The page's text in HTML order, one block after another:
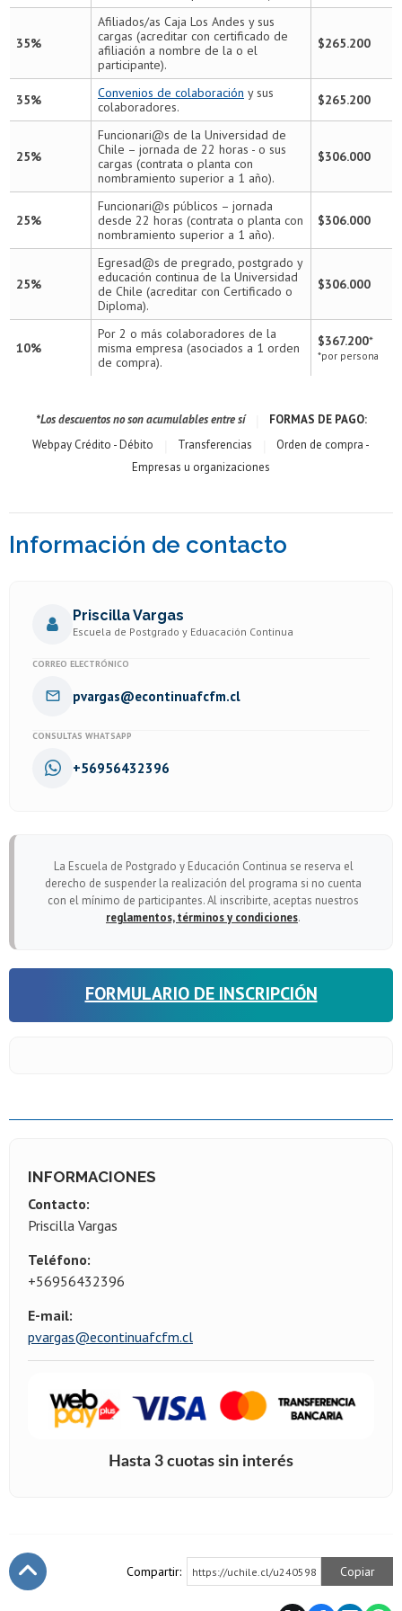
INFORMACIONES
Contacto:
Priscilla Vargas
Teléfono:
+56956432396
E-mail:
pvargas@econtinuafcfm.cl
35%
Afiliados/as Caja Los Andes y sus
cargas (acreditar con certificado de
afiliación a nombre de la o el
participante).
$265.200
35% Convenios de colaboración y sus
colaboradores.
$265.200
25%
Funcionari@s de la Universidad de
Chile – jornada de 22 horas - o sus
cargas (contrata o planta con
nombramiento superior a 1 año).
$306.000
25%
Funcionari@s públicos – jornada
desde 22 horas (contrata o planta con
nombramiento superior a 1 año).
$306.000
25%
Egresad@s de pregrado, postgrado y
educación continua de la Universidad
de Chile (acreditar con Certificado o
Diploma).
$306.000
10%
Por 2 o más colaboradores de la
misma empresa (asociados a 1 orden
de compra).
$367.200*
*por persona
*Los descuentos no son acumulables entre sí
FORMAS DE PAGO:
Webpay Crédito - Débito
Transferencias
Orden de compra -
Empresas u organizaciones
Información de contacto
Priscilla Vargas
Escuela de Postgrado y Eduacación Continua
CORREO ELECTRÓNICO
pvargas@econtinuafcfm.cl
CONSULTAS WHATSAPP
+56956432396
La Escuela de Postgrado y Educación Continua se reserva el
derecho de suspender la realización del programa si no cuenta
con el mínimo de participantes. Al inscribirte, aceptas nuestros
reglamentos, términos y condiciones.
FORMULARIO DE INSCRIPCIÓN
Compartir: https://uchile.cl/u240598 Copiar